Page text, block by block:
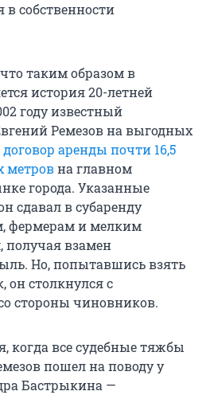
в собственности
таким образом в
история 20-летней
году известный
Ремезов на выгодных
аренды почти 16,5
метровна главном
города. Указанные
сдавал в субаренду
фермерам и мелким
взамен
Но, попытавшись взять
он столкнулся с
стороны чиновников.
когда все судебные тяжбы
пошел на поводу у
Бастрыкина —